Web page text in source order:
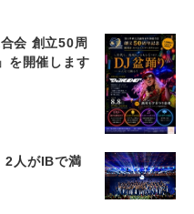
会 創立50周
を開催します
2人がIBで満